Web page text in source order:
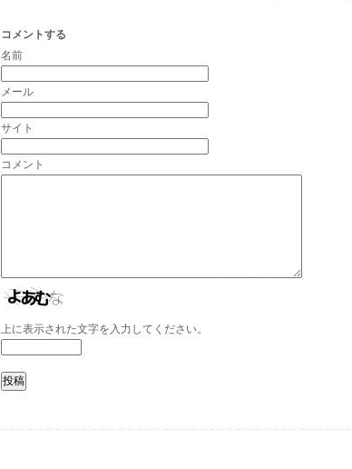
コメントする
名前
メール
サイト
上に表示された文字を入力してください。
コメント